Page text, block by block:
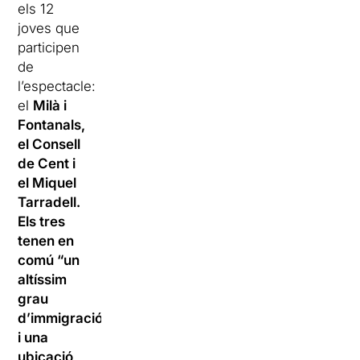
els 12
joves que
participen
de
l’espectacle:
el Milà i
Fontanals,
el Consell
de Cent i
el Miquel
Tarradell.
Els tres
tenen en
comú “un
altíssim
grau
d’immigració
i una